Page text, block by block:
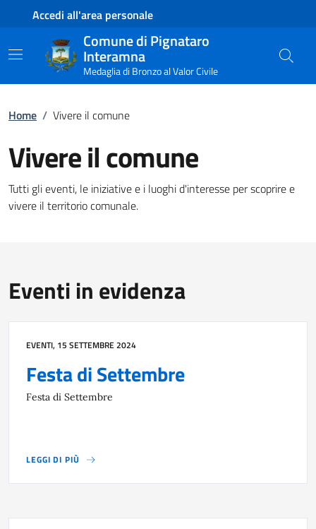
Contenuto principale
Piede di paginaAccedi all'area personale
Comune di Pignataro
Interamna
Medaglia di Bronzo al Valor Civile
Home / Vivere il comune
Vivere il comune
Tutti gli eventi, le iniziative e i luoghi d'interesse per scoprire e
vivere il territorio comunale.
Eventi in evidenza
EVENTI, 15 SETTEMBRE 2024
Festa di Settembre
Festa di Settembre
LEGGI DI PIÙ